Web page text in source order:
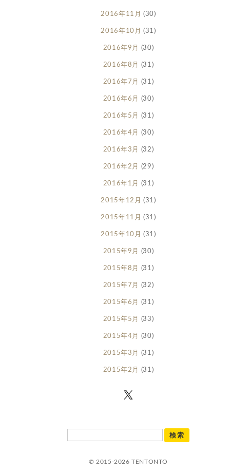
2016年11月 (30)
2016年10月 (31)
2016年9月 (30)
2016年8月 (31)
2016年7月 (31)
2016年6月 (30)
2016年5月 (31)
2016年4月 (30)
2016年3月 (32)
2016年2月 (29)
2016年1月 (31)
2015年12月 (31)
2015年11月 (31)
2015年10月 (31)
2015年9月 (30)
2015年8月 (31)
2015年7月 (32)
2015年6月 (31)
2015年5月 (33)
2015年4月 (30)
2015年3月 (31)
2015年2月 (31)
© 2015-2026 TENTONTO